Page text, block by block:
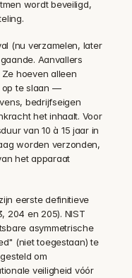
wordt beveiligd,
(nu verzamelen, later
Aanvallers
hoeven alleen
op te slaan —
bedrijfseigen
het inhaalt. Voor
van 10 à 15 jaar in
worden verzonden,
het apparaat
eerste definitieve
204 en 205). NIST
asymmetrische
(niet toegestaan) te
om
veiligheid vóór